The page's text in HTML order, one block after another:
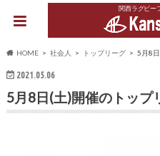
関西ラグビー
HOME 社会人 トップリーグ 5月8
2021.05.06
5月8日(土)開催のトッ